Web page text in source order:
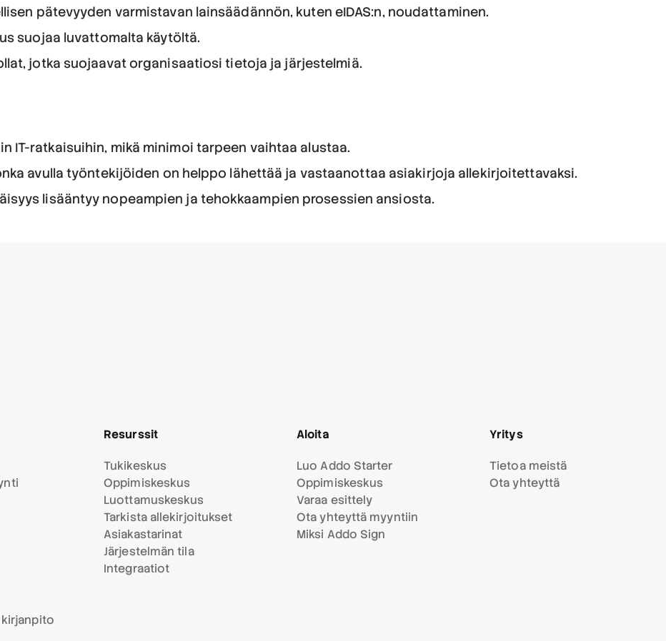
pätevyyden varmistavan lainsäädännön, kuten eIDAS:n, noudattaminen.
suojaa luvattomalta käytöltä.
jotka suojaavat organisaatiosi tietoja ja järjestelmiä.
IT-ratkaisuihin, mikä minimoi tarpeen vaihtaa alustaa.
avulla työntekijöiden on helppo lähettää ja vastaanottaa asiakirjoja allekirjoitettavaksi.
lisääntyy nopeampien ja tehokkaampien prosessien ansiosta.
Resurssit
Tukikeskus
Oppimiskeskus
Luottamuskeskus
Tarkista allekirjoitukset
Asiakastarinat
Järjestelmän tila
Integraatiot
Aloita
Luo Addo Starter
Oppimiskeskus
Varaa esittely
Ota yhteyttä myyntiin
Miksi Addo Sign
Yritys
Tietoa meistä
Ota yhteyttä